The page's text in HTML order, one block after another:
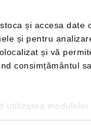
și accesa date
și pentru
și vă
consimțământul
utilizarea modulelor